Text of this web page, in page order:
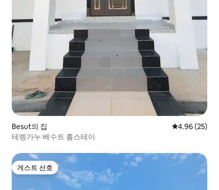
Besut의 집 평점 4.96점(5
4.96 (25)
테렝가누 베수트 홈스테이
게스트 선호
게스트 선호